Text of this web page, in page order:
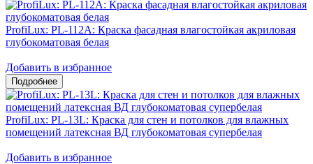
ProfiLux: PL-112А: Краска фасадная влагостойкая акриловая
глубокоматовая белая
Добавить в избранное
ProfiLux: PL-13L: Краска для стен и потолков для влажных
помещений латексная ВД глубокоматовая супербелая
Добавить в избранное